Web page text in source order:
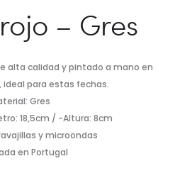
– Gres
alta calidad y pintado a mano en
ideal para estas fechas.
Gres
18,5cm / -Altura: 8cm
y microondas
en Portugal